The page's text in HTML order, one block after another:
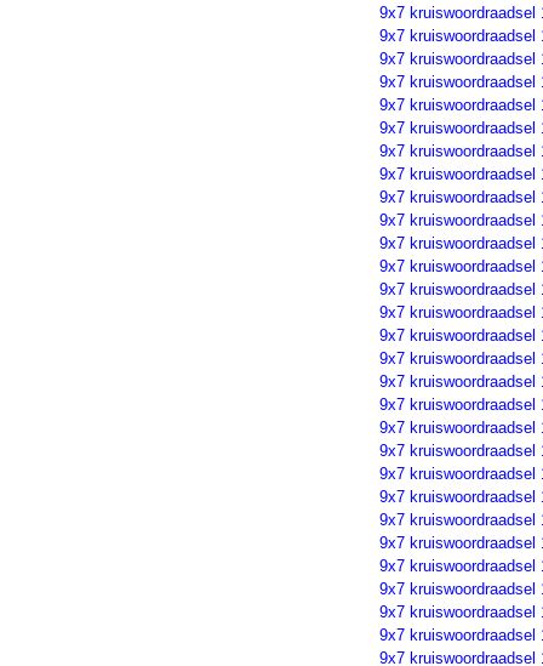
9x7 kruiswoordraadsel
9x7 kruiswoordraadsel
9x7 kruiswoordraadsel
9x7 kruiswoordraadsel
9x7 kruiswoordraadsel
9x7 kruiswoordraadsel
9x7 kruiswoordraadsel
9x7 kruiswoordraadsel
9x7 kruiswoordraadsel
9x7 kruiswoordraadsel
9x7 kruiswoordraadsel
9x7 kruiswoordraadsel
9x7 kruiswoordraadsel
9x7 kruiswoordraadsel
9x7 kruiswoordraadsel
9x7 kruiswoordraadsel
9x7 kruiswoordraadsel
9x7 kruiswoordraadsel
9x7 kruiswoordraadsel
9x7 kruiswoordraadsel
9x7 kruiswoordraadsel
9x7 kruiswoordraadsel
9x7 kruiswoordraadsel
9x7 kruiswoordraadsel
9x7 kruiswoordraadsel
9x7 kruiswoordraadsel
9x7 kruiswoordraadsel
9x7 kruiswoordraadsel
9x7 kruiswoordraadsel